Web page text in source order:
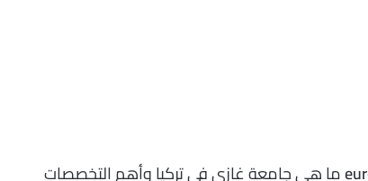
ما هي جامعة غازي في تركيا وأهم التخصصات